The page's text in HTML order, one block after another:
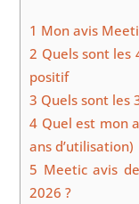
1 Mon avis
2 Quels sont les
positif
3 Quels sont les
4 Quel est mon
ans d’utilisation)
5 Meetic avis
2026 ?